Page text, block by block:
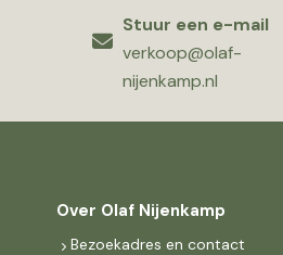
Stuur een e-mail
verkoop@olaf-
nijenkamp.nl
Over Olaf Nijenkamp
Bezoekadres en contact